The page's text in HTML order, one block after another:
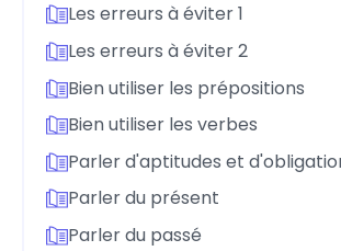
Les erreurs à éviter 1
Les erreurs à éviter 2
Bien utiliser les prépositions
Bien utiliser les verbes
Parler d'aptitudes et
Parler du présent
Parler du passé